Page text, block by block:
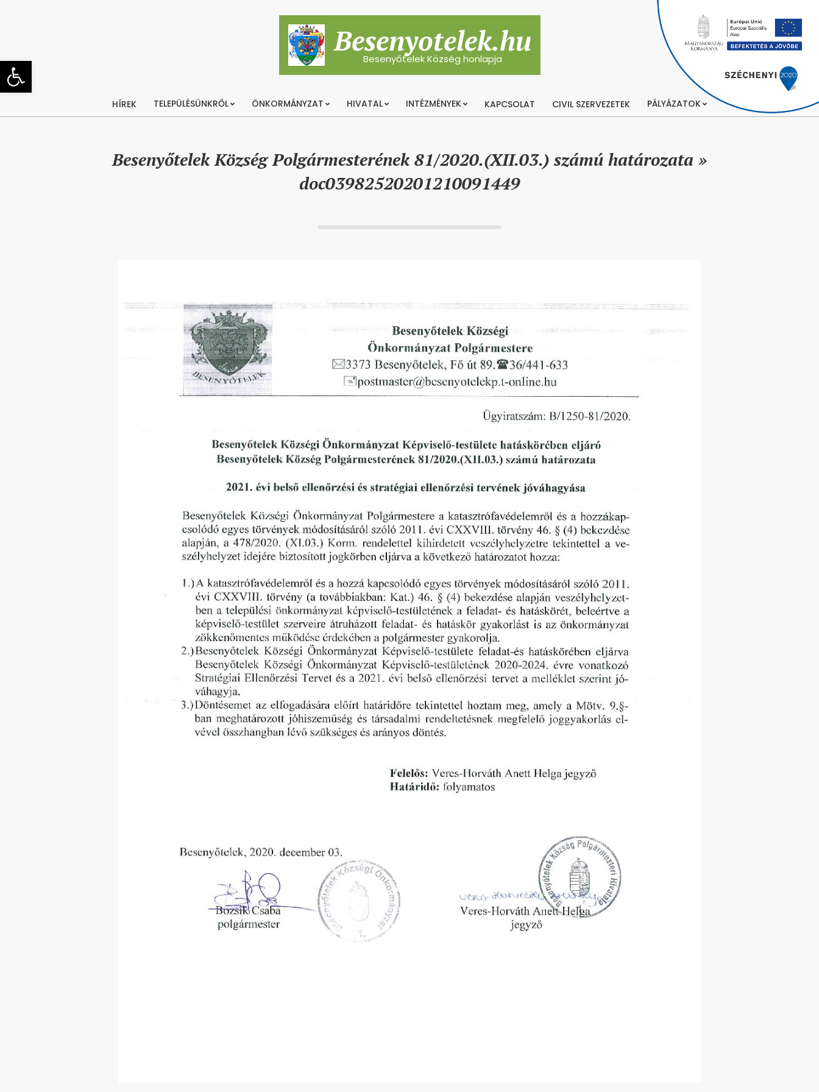
Eszköztár megnyitása
Besenyotelek.hu
Besenyőtelek Község honlapja
Primary
HÍREK TELEPÜLÉSÜNKRŐL ÖNKORMÁNYZAT HIVATAL INTÉZMÉNYEK KAPCSOLAT CIVIL SZERVEZETEK PÁLYÁZATOK
Besenyőtelek Község Polgármesterének 81/2020.(XII.03.) számú határozata »
doc03982520201210091449